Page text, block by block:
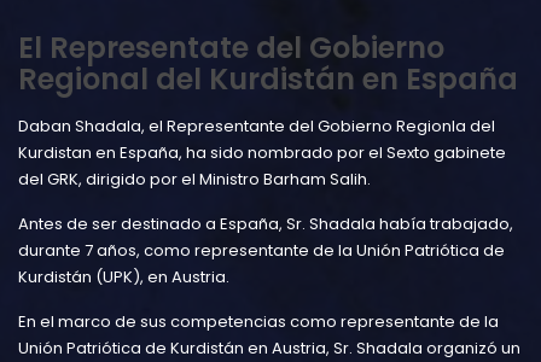
El Representate del Gobierno
Regional del Kurdistán en España
Daban Shadala, el Representante del Gobierno Regionla del
Kurdistan en España, ha sido nombrado por el Sexto gabinete
del GRK, dirigido por el Ministro Barham Salih.
Antes de ser destinado a España, Sr. Shadala había trabajado,
durante 7 años, como representante de la Unión Patriótica de
Kurdistán (UPK), en Austria.
En el marco de sus competencias como representante de la
Unión Patriótica de Kurdistán en Austria, Sr. Shadala organizó un